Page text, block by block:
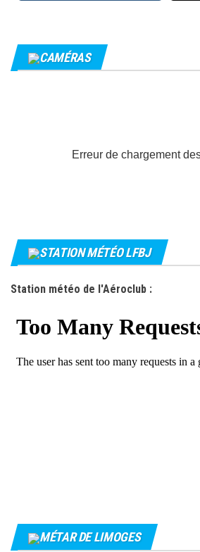
CAMÉRAS
Erreur de chargement
STATION MÉTÉO LFBJ
Station météo de l'Aéroclub :
MÉTAR DE LIMOGES